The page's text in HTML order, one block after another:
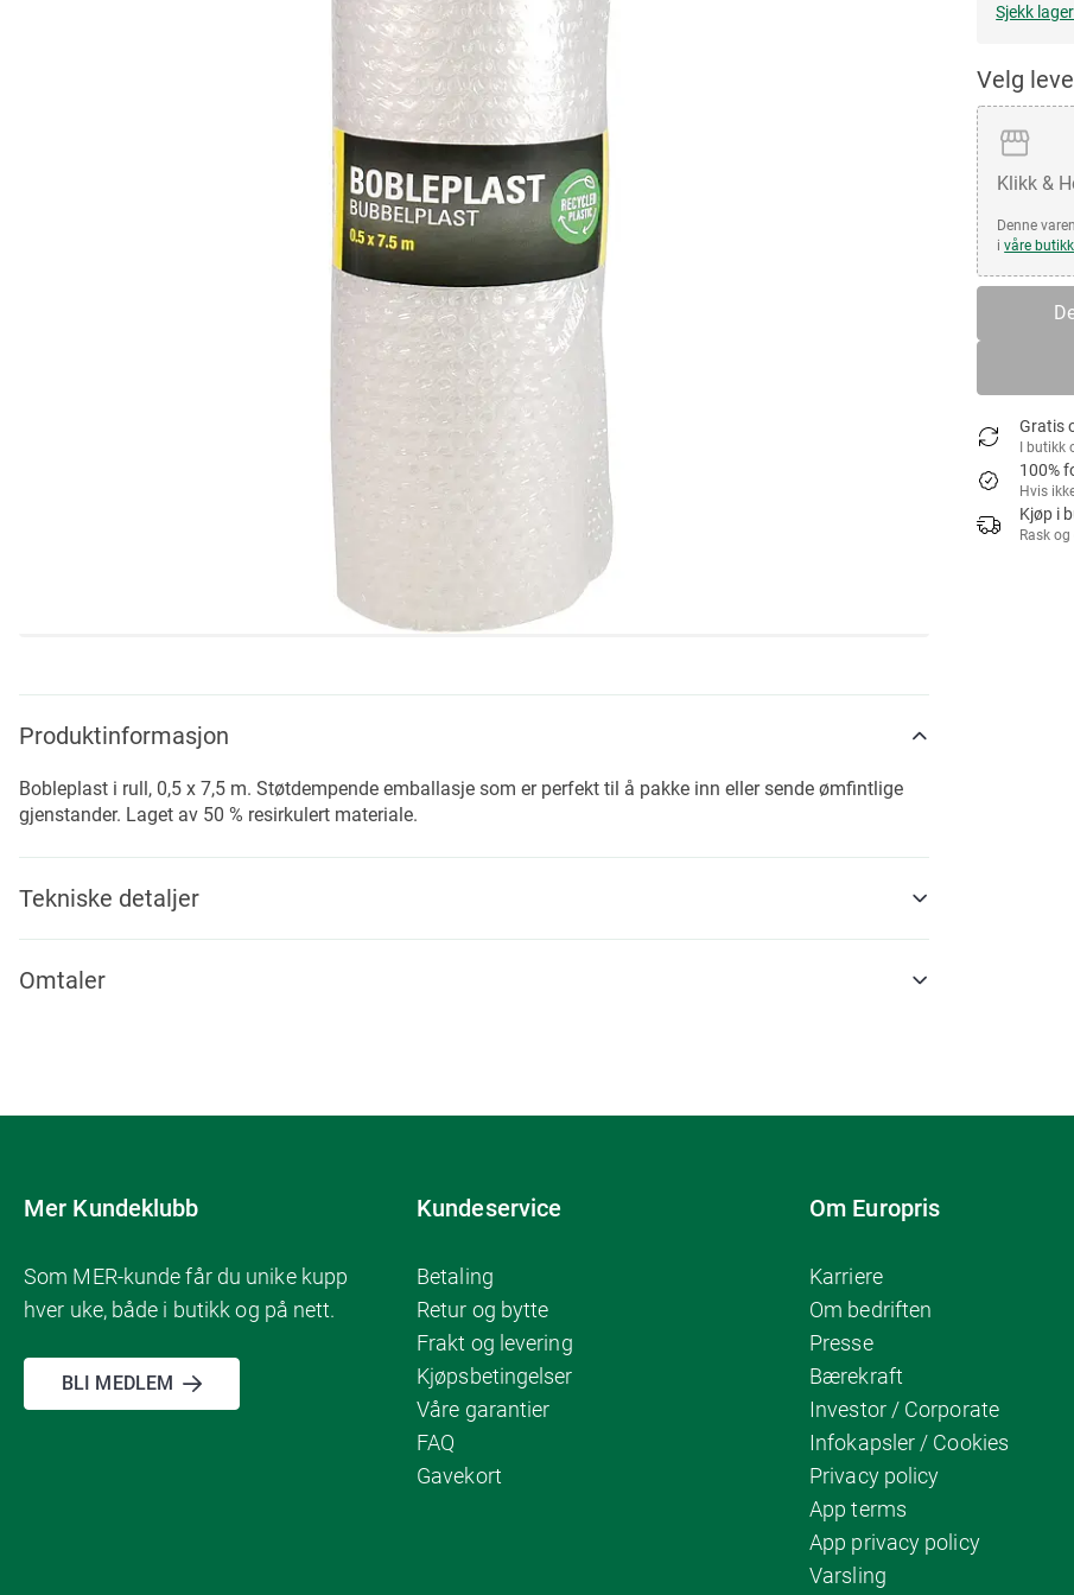
Sjekk
Velg
Klikk &
Denne
ivåre
Gratis
I butikk
100%
Hvis
Kjøp i
Rask
the
beginning
the
images
gallery
Produktinformasjon
Bobleplast i rull, 0,5 x 7,5 m. Støtdempende emballasje som er perfekt til å pakke inn eller sende ømfintlige
gjenstander. Laget av 50 % resirkulert materiale.
Tekniske detaljer
Omtaler
Mer Kundeklubb
Som MER-kunde får du unike kupp
hver uke, både i butikk og på nett.
BLI MEDLEM
Kundeservice
Betaling
Retur og bytte
Frakt og levering
Kjøpsbetingelser
Våre garantier
FAQ
Gavekort
Om Europris
Karriere
Om bedriften
Presse
Bærekraft
Investor / Corporate
Infokapsler / Cookies
Privacy policy
App terms
App privacy policy
Varsling